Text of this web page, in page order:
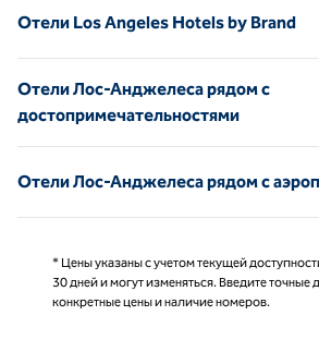
Отели Los Angeles Hotels by Brand
Отели Лос-Анджелеса рядом с
достопримечательностями
Отели Лос-Анджелеса рядом с
* Цены указаны с учетом текущей
30 дней и могут изменяться. Введите точные
конкретные цены и наличие номеров.